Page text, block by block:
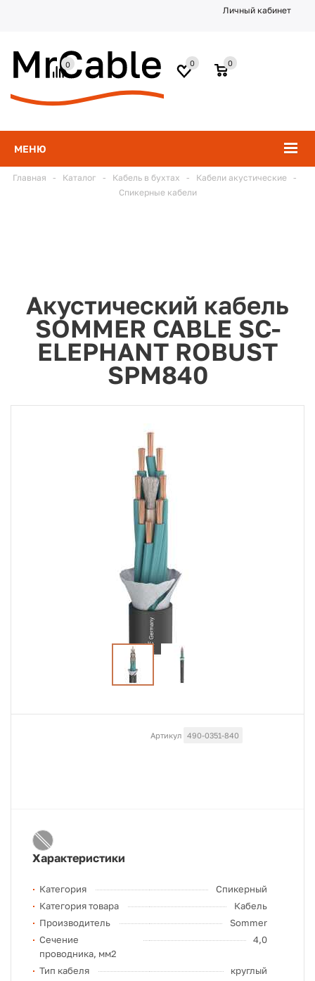
Личный кабинет
МЕНЮ
0
0
0
Главная - Каталог - Кабель в бухтах - Кабели акустические
-
Спикерные кабели
Акустический кабель
SOMMER CABLE SC-
ELEPHANT ROBUST
SPM840
Артикул 490-0351-840
Характеристики
Категория
Спикерный
Категория товара
Кабель
Производитель
Sommer
Сечение
проводника, мм2
4,0
Тип кабеля
круглый